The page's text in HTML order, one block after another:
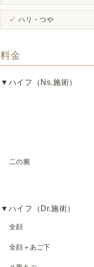
ハリ・つや
料金
▼ハイフ（Ns.施術）
二の腕
▼ハイフ（Dr.施術）
全顔
全顔＋あご下